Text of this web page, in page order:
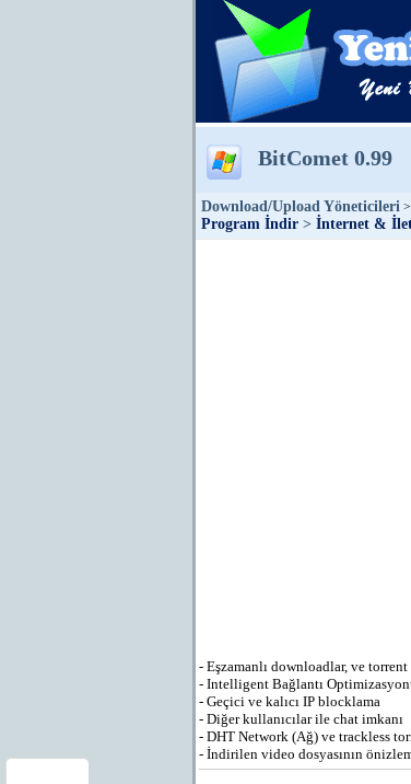
BitComet 0.99
Download/Upload Yöneticileri >
Program İndir > İnternet &
- Eşzamanlı downloadlar, ve
- Intelligent Bağlantı
- Geçici ve kalıcı IP blocklama
- Diğer kullanıcılar ile chat imkanı
- DHT Network (Ağ) ve trackless
- İndirilen video dosyasının